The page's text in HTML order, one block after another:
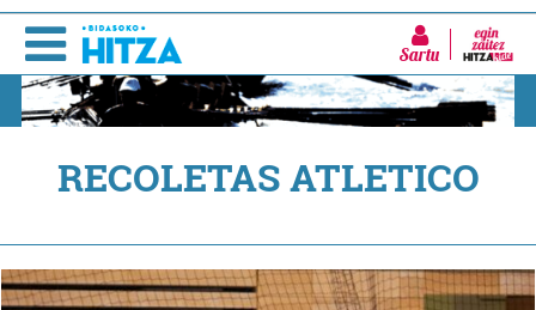
Sartu
RECOLETAS ATLETICO